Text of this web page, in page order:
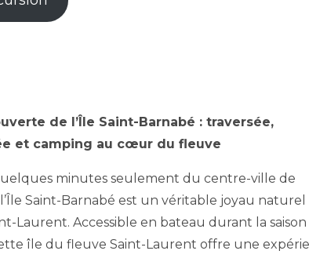
de l’Île Saint-Barnabé : traversée,
et camping au cœur du fleuve
minutes seulement du centre-ville de
Saint-Barnabé est un véritable joyau naturel
Laurent. Accessible en bateau durant la saison
île du fleuve Saint-Laurent offre une